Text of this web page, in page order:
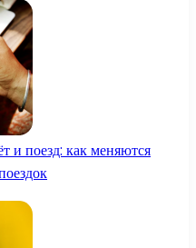
и поезд: как меняются